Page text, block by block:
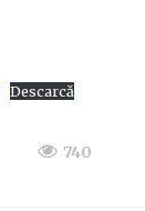
Descarcă
740